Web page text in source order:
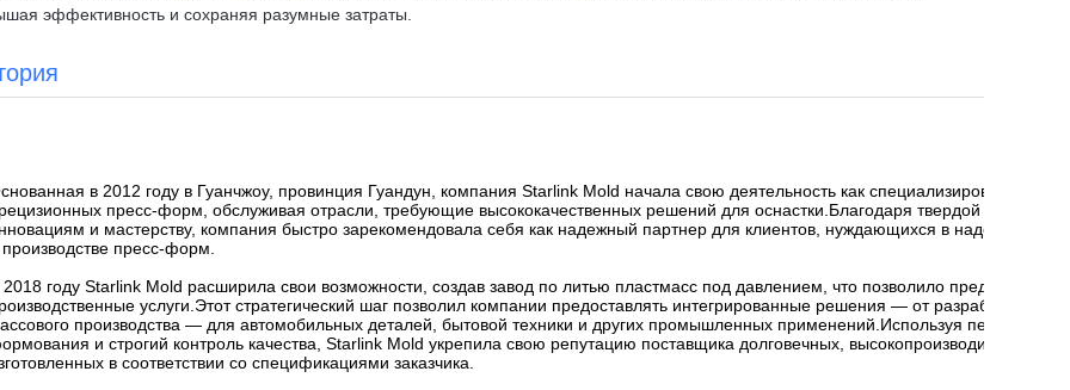
эффективность и сохраняя разумные затраты.
в 2012 году в Гуанчжоу, провинция Гуандун, компания Starlink Mold начала свою деятельность как специализированный
пресс-форм, обслуживая отрасли, требующие высококачественных решений для оснастки. Благодаря твердой
и мастерству, компания быстро зарекомендовала себя как надежный партнер для клиентов, нуждающихся в надежном
пресс-форм.
году Starlink Mold расширила свои возможности, создав завод по литью пластмасс под давлением, что позволило
услуги. Этот стратегический шаг позволил компании предоставлять интегрированные решения — от разработки
производства — для автомобильных деталей, бытовой техники и других промышленных применений. Используя передовые
и строгий контроль качества, Starlink Mold укрепила свою репутацию поставщика долговечных, высокопроизводительных
в соответствии со спецификациями заказчика.